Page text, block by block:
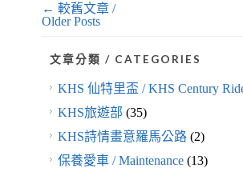
← 較舊文章 /
Older Posts
文章分類 / CATEGORIES
KHS 仙特里盃 / KHS Century
KHS旅遊部 (35)
KHS詩情畫意羅馬公路(2)
保養愛車 / Maintenance(13)